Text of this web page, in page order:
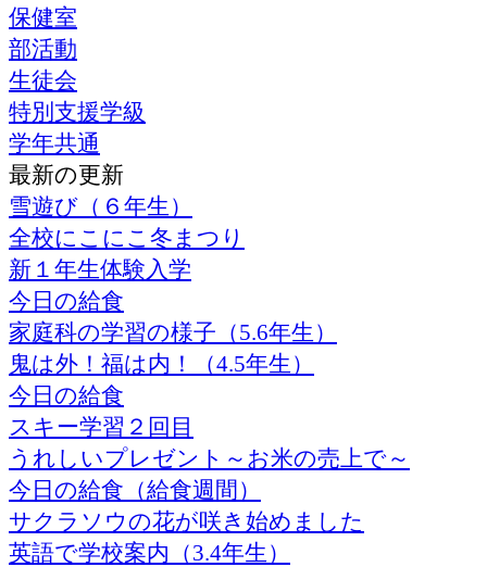
保健室
部活動
生徒会
特別支援学級
学年共通
最新の更新
雪遊び（６年生）
全校にこにこ冬まつり
新１年生体験入学
今日の給食
家庭科の学習の様子（5.6年生）
鬼は外！福は内！（4.5年生）
今日の給食
スキー学習２回目
うれしいプレゼント～お米の売上で～
今日の給食（給食週間）
サクラソウの花が咲き始めました
英語で学校案内（3.4年生）